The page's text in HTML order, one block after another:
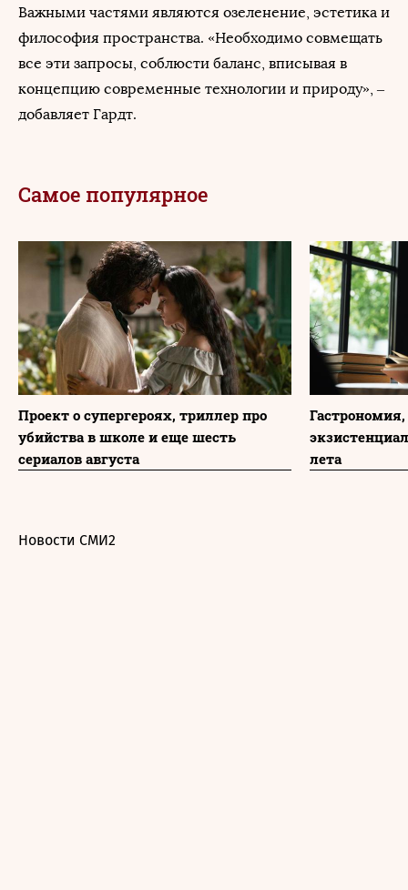
Важными частями являются озеленение, эстетика и
философия пространства. «Необходимо совмещать
все эти запросы, соблюсти баланс, вписывая в
концепцию современные технологии и природу», –
добавляет Гардт.
Самое популярное
Проект о супергероях, триллер про
убийства в школе и еще шесть
сериалов августа
лета
Новости СМИ2